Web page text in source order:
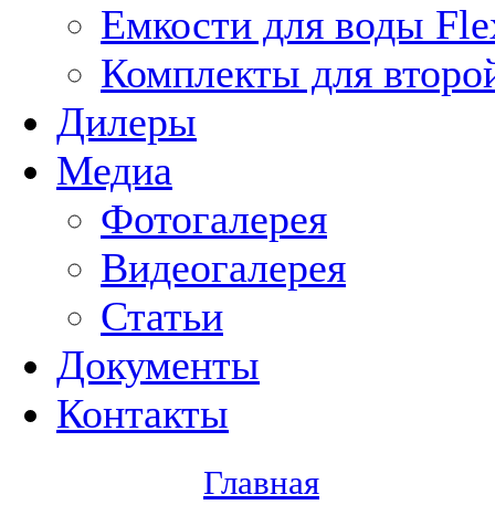
Емкости для воды
Комплекты для
Дилеры
Медиа
Фотогалерея
Видеогалерея
Статьи
Документы
Контакты
Главная